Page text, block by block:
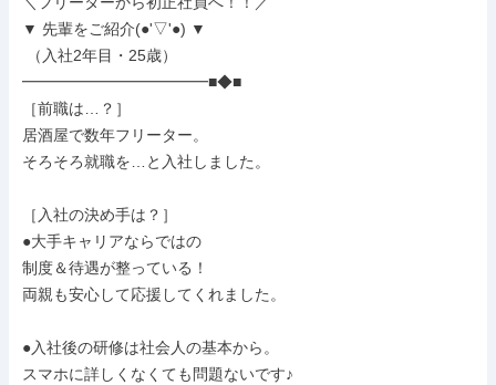
▼ 先輩をご紹介(●'▽'●) ▼
━━━━━━━━━━━━■◆■
［前職は…？］
居酒屋で数年フリーター。
そろそろ就職を…と入社しました。
［入社の決め手は？］
●大手キャリアならではの
制度＆待遇が整っている！
両親も安心して応援してくれました。
●入社後の研修は社会人の基本から。
スマホに詳しくなくても問題ないです♪